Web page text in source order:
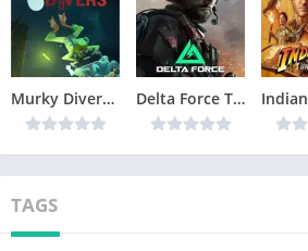
Murky Divers Télécharger jeu PC Delta Force Télécharger jeu PC
TAGS